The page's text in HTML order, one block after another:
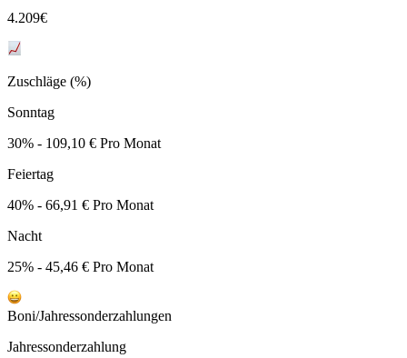
4.209€
Zuschläge (%)
Sonntag
30% - 109,10 € Pro Monat
Feiertag
40% - 66,91 € Pro Monat
Nacht
25% - 45,46 € Pro Monat
Boni/Jahressonderzahlungen
Jahressonderzahlung